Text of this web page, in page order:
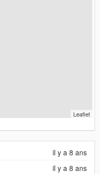
Leaflet
il y a 8 ans
il y a 8 ans